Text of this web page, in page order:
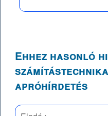
Ehhez hasonló
apróhírdetés